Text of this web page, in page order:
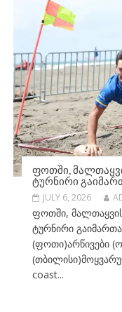
ᲤᲝᲗᲨᲘ,
ᲢᲣᲠᲜᲘᲠᲘ
JULY 6, 2026
ფოთში, მალთაყვის
ტურნირი
(ფოთი)არწივები
coast...